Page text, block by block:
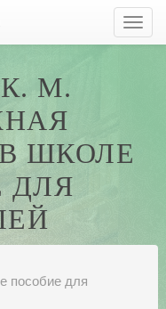
М.
ШКОЛЕ
ДЛЯ
пособие для